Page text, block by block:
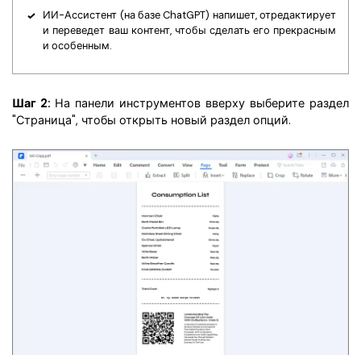
ИИ-Ассистент (на базе ChatGPT) напишет, отредактирует
и переведет ваш контент, чтобы сделать его прекрасным
и особенным.
Шаг 2: На панели инструментов вверху выберите раздел
"Страница", чтобы открыть новый раздел опций.